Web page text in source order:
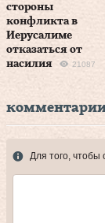
стороны
конфликта в
Иерусалиме
отказаться от
насилия
21087
Для того,